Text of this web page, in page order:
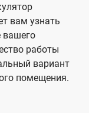
вам узнать
вашего
работы
вариант
помещения.